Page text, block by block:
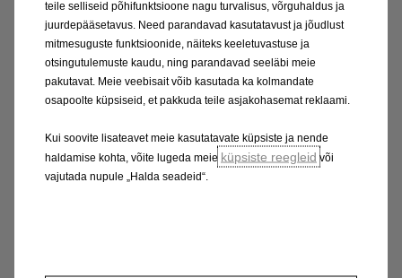
teile selliseid põhifunktsioone nagu turvalisus, võrguhaldus ja
juurdepääsetavus. Need parandavad kasutatavust ja jõudlust
mitmesuguste funktsioonide, näiteks keeletuvastuse ja
otsingutulemuste kaudu, ning parandavad seeläbi meie
pakutavat. Meie veebisait võib kasutada ka kolmandate
osapoolte küpsiseid, et pakkuda teile asjakohasemat reklaami.
Kui soovite lisateavet meie kasutatavate küpsiste ja nende
haldamise kohta, võite lugeda meie küpsiste reegleid või
vajutada nupule „Halda seadeid“.